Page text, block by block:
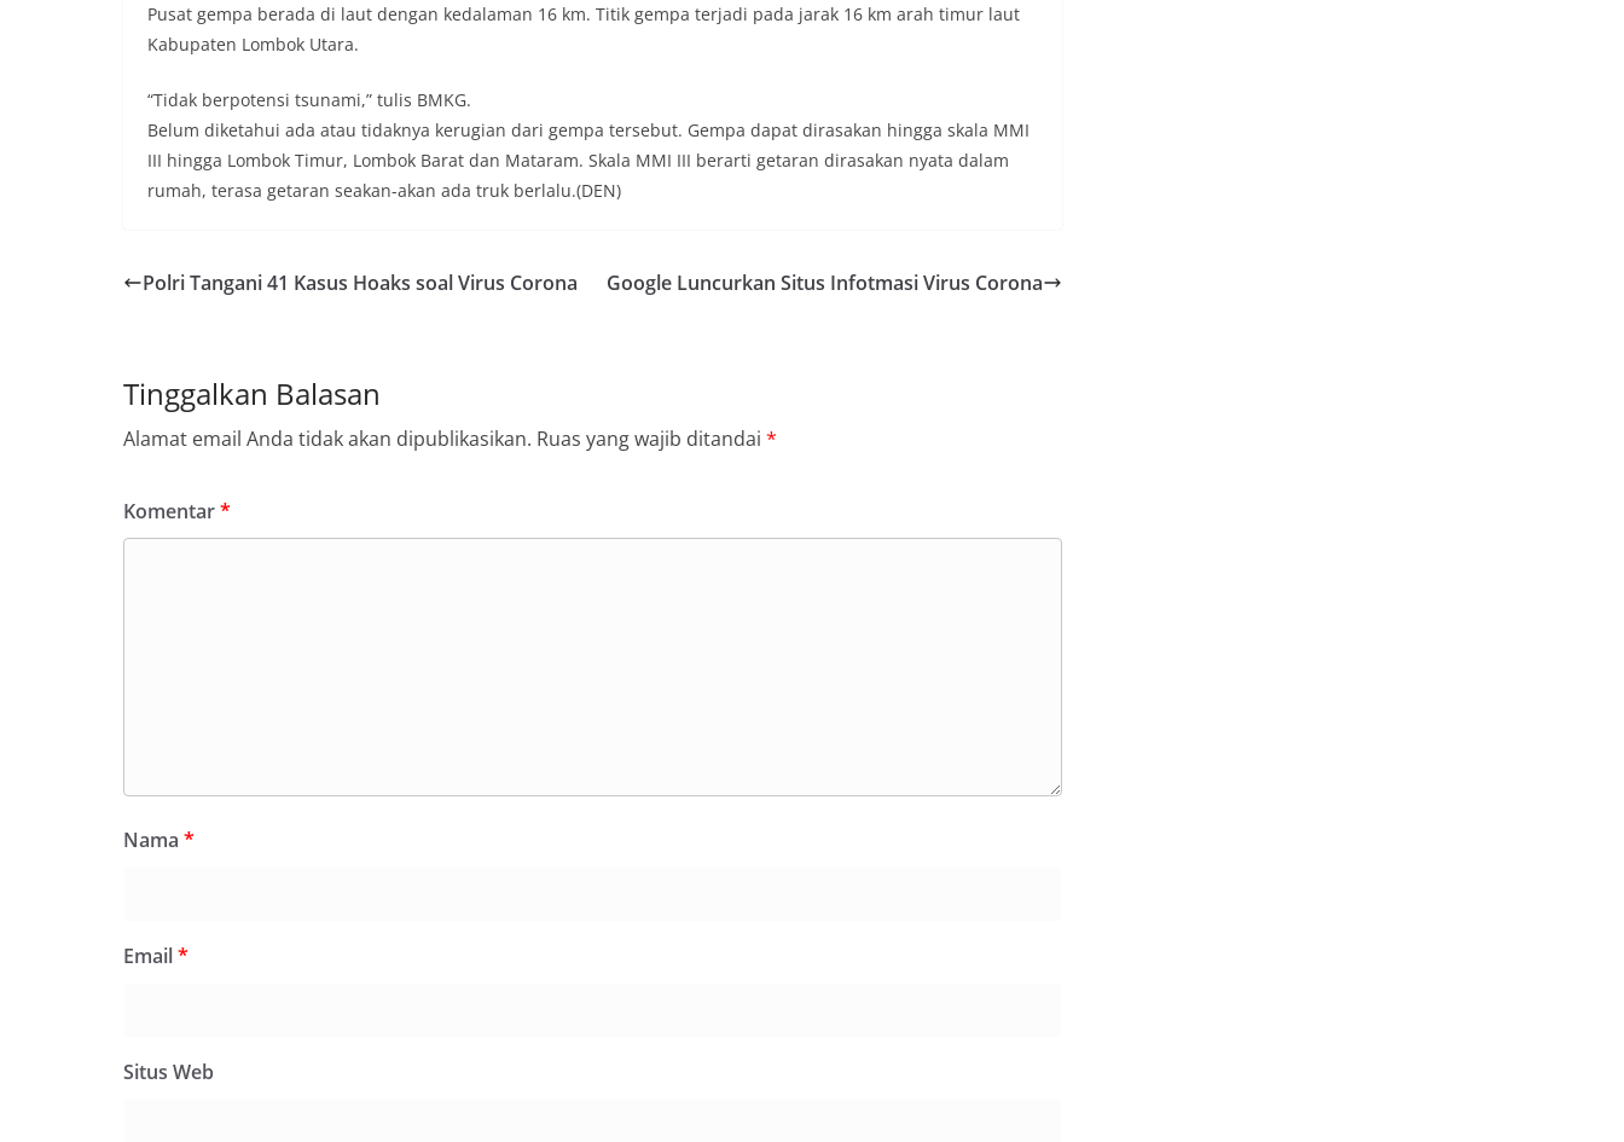
Pusat gempa berada di laut dengan kedalaman 16 km. Titik gempa terjadi pada jarak 16 km arah timur laut
Kabupaten Lombok Utara.
“Tidak berpotensi tsunami,” tulis BMKG.
Belum diketahui ada atau tidaknya kerugian dari gempa tersebut. Gempa dapat dirasakan hingga skala MMI
III hingga Lombok Timur, Lombok Barat dan Mataram. Skala MMI III berarti getaran dirasakan nyata dalam
rumah, terasa getaran seakan-akan ada truk berlalu.(DEN)
Polri Tangani 41 Kasus Hoaks soal Virus Corona Google Luncurkan Situs Infotmasi Virus Corona
Tinggalkan Balasan
Alamat email Anda tidak akan dipublikasikan. Ruas yang wajib ditandai *
Komentar*
Nama *
Email*
Situs Web